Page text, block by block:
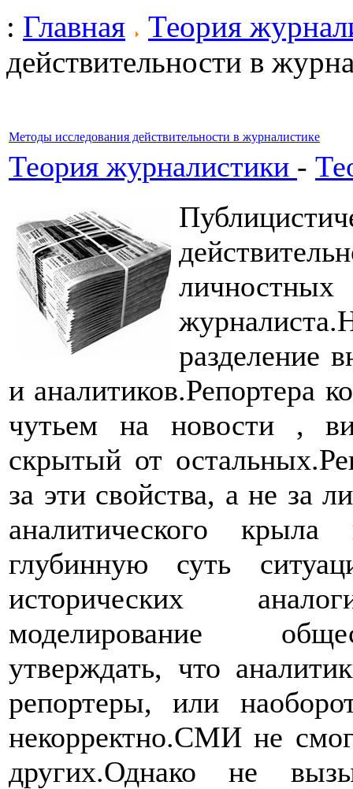
: Главная
Теория
действительности в
Методы исследования действительности в журналистике
Теория журналистики -
разделение
и аналитиков.Репортера
чутьем на новости ,
скрытый от
за эти свойства, а не за
аналитического
глубинную суть
исторических
моделирование
утверждать, что
репортеры, или
некорректно.СМИ не
других.Однако не